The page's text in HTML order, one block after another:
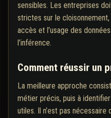
sensibles. Les entreprises
strictes sur le
accès et l’usage des
l’inférence.
Comment réussir un
La meilleure approche
métier précis, puis à
utiles. Il n’est pas